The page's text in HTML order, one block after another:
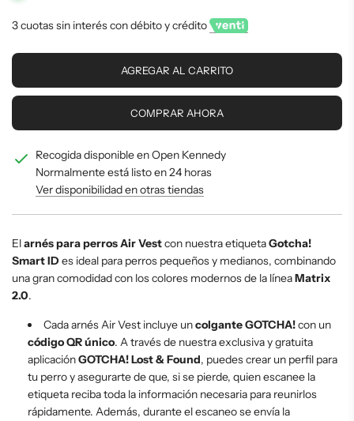
3 cuotas sin interés con débito y crédito
C
R
D
O
.
.
.
AGREGAR AL CARRITO
COMPRAR AHORA
Recogida disponible en Open Kennedy
Normalmente está listo en 24 horas
Ver disponibilidad en otras tiendas
Elarnés para perros Air Vestcon nuestra etiquetaGotcha!
Smart IDes ideal para perros pequeños y medianos, combinando
una gran comodidad con los colores modernos de la líneaMatrix
2.0.
Cada arnés Air Vest incluye uncolgante GOTCHA!con un
código QR único. A través de nuestra exclusiva y gratuita
aplicaciónGOTCHA! Lost & Found, puedes crear un perfil para
tu perro y asegurarte de que, si se pierde, quien escanee la
etiqueta reciba toda la información necesaria para reunirlos
rápidamente. Además, durante el escaneo se envía la